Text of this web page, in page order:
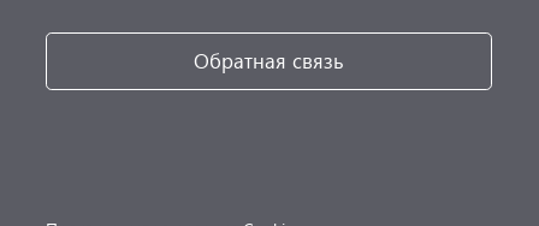
Обратная связь